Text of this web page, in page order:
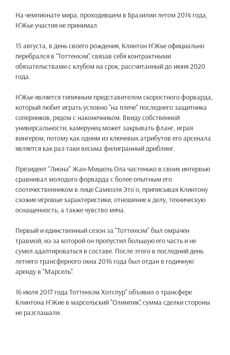
На чемпионате мира, проходившем в Бразилии летом 2014 года,
Н'Жье участия не принимал.
15 августа, в день своего рождения, Клинтон Н'Жье официально
перебрался в "Тоттенхэм", связав себя контрактными
обязательствами с клубом на срок, рассчитанный до июня 2020
года.
Н'Жье является типичным представителем скоростного форварда,
который любит играть условно "на плече" последнего защитника
соперников, рядом с наконечником. Ввиду собственной
универсальности, камерунец может закрывать фланг, играя
вингером, потому как одним из ключевых атрибутов его арсенала
является как раз-таки весьма филигранный дриблинг.
Президент "Лиона" Жан-Мишель Ола частенько в своих интервью
сравнивал молодого форварда с более опытным его
соотечественником в лице Самюэля Это`о, приписывая Клинтону
схожие игровые характеристики, отношение к делу, техническую
оснащенность, а также чувство мяча.
Первый и единственный сезон за "Тоттенхэм" был омрачён
травмой, из-за которой он пропустил большую его часть и не
сумел адаптироваться в составе. После этого в последний день
летнего трансферного окна 2016 года был отдан в годичную
аренду в "Марсель".
16 июля 2017 года Тоттенхэм Хотспур" объявил о трансфере
Клинтона Н'Жие в марсельский "Олимпик", сумма сделки стороны
не разглашали.